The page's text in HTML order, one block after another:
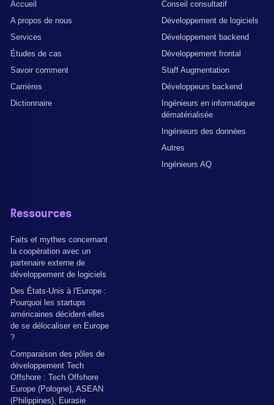
Accueil
A propos de nous
Services
Études de cas
Savoir comment
Carrières
Dictionnaire
Conseil consultatif
Développement de logiciels
Développement backend
Développement frontal
Staff Augmentation
Développeurs backend
Ingénieurs en informatique
dématérialisée
Ingénieurs des données
Autres
Ingénieurs AQ
Ressources
Faits et mythes concernant
la coopération avec un
partenaire externe de
développement de logiciels
Des États-Unis à l'Europe :
Pourquoi les startups
américaines décident-elles
de se délocaliser en Europe
?
Comparaison des pôles de
développement Tech
Offshore : Tech Offshore
Europe (Pologne), ASEAN
(Philippines), Eurasie